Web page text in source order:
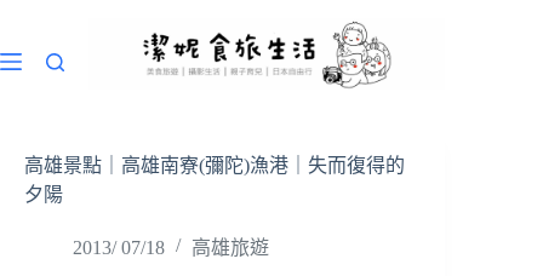
主
高雄景點｜高雄南寮(彌陀)漁港｜失而復得的
夕陽
2013/ 07/18 高雄旅遊